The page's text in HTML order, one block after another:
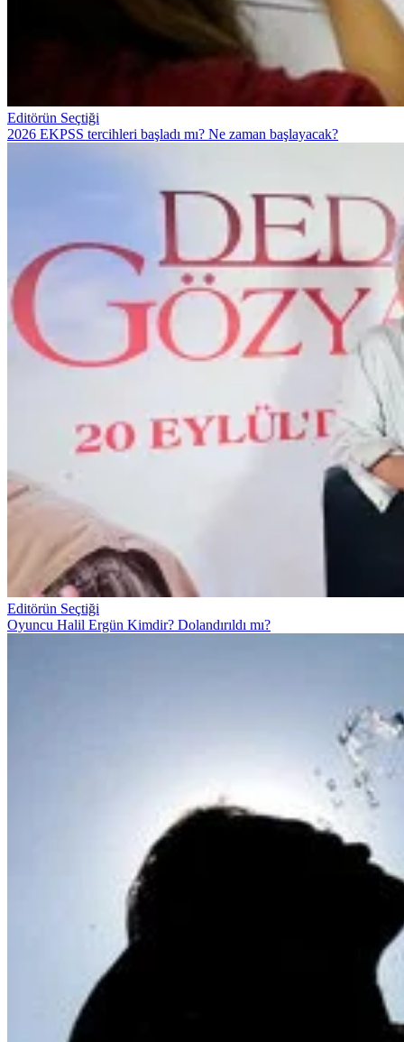
Editörün Seçtiği
2026 EKPSS tercihleri başladı mı? Ne zaman başlayacak?
Editörün Seçtiği
Oyuncu Halil Ergün Kimdir? Dolandırıldı mı?